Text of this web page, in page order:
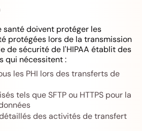
santé doivent protéger les
protégées lors de la transmission
de sécurité de l'HIPAA établit des
qui nécessitent :
les PHI lors des transferts de
tels que SFTP ou HTTPS pour la
des activités de transfert